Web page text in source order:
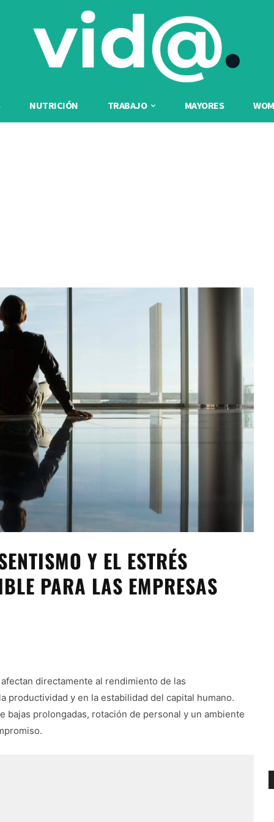
NUTRICIÓN TRABAJO MAYORES
Y EL ESTRÉS
PARA LAS EMPRESAS
directamente al rendimiento de las
productividad y en la estabilidad del capital humano.
bajas prolongadas, rotación de personal y un ambiente